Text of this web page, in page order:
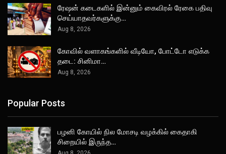
ரேஷன் கடைகளில் இன்னும் கைவிரல் ரேகை பதிவு
செய்யாதவர்களுக்கு…
Aug 8, 2026
கோவில் வளாகங்களில் வீடியோ, போட்டோ எடுக்க
தடை: சினிமா…
Aug 8, 2026
Popular Posts
பழனி கோயில் நில மோசடி வழக்கில் கைதாகி
சிறையில் இருந்த…